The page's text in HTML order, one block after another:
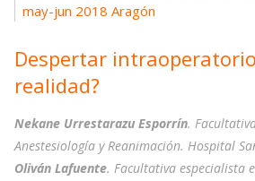
may-jun 2018 Aragón
Despertar
realidad?
Nekane Urrestarazu Esporrín.
Anestesiología y Reanimación. Hospital
Oliván Lafuente. Facultativa especialista